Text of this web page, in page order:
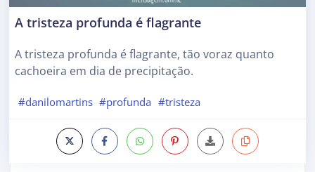
A tristeza profunda é flagrante
A tristeza profunda é flagrante, tão voraz quanto
cachoeira em dia de precipitação.
#danilomartins #profunda #tristeza